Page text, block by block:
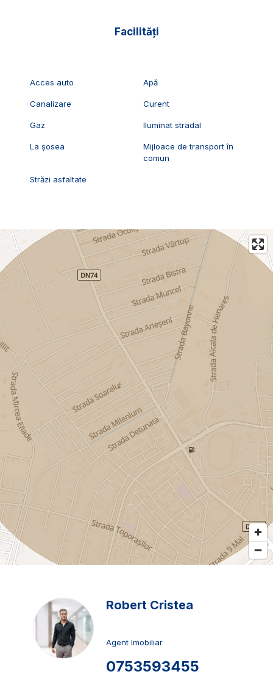
Facilități
Acces auto Apă
Canalizare Curent
Gaz Iluminat stradal
La șosea
Mijloace de transport în
comun
Străzi asfaltate
Robert Cristea
Agent Imobiliar
0753593455